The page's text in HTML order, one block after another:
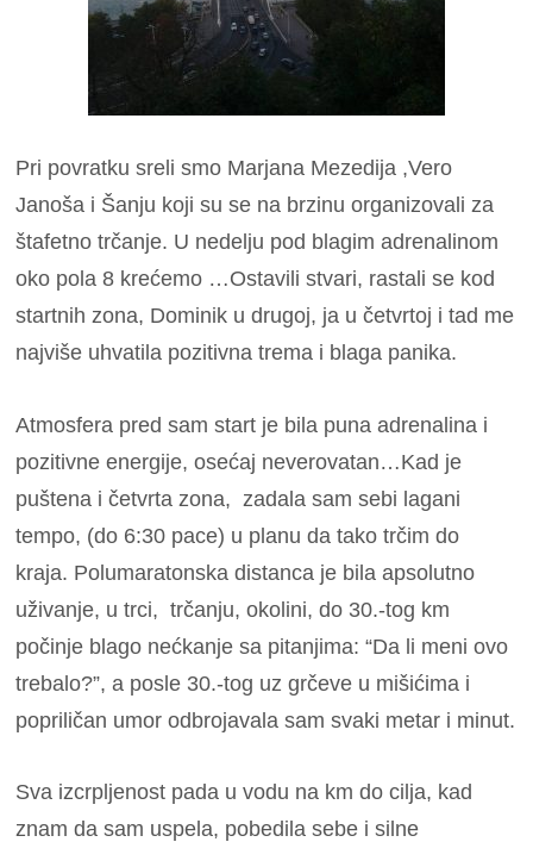
Pri povratku sreli smo Marjana Mezedija ,Vero
Janoša i Šanju koji su se na brzinu organizovali za
štafetno trčanje. U nedelju pod blagim adrenalinom
oko pola 8 krećemo …Ostavili stvari, rastali se kod
startnih zona, Dominik u drugoj, ja u četvrtoj i tad me
najviše uhvatila pozitivna trema i blaga panika.
Atmosfera pred sam start je bila puna adrenalina i
pozitivne energije, osećaj neverovatan…Kad je
puštena i četvrta zona, zadala sam sebi lagani
tempo, (do 6:30 pace) u planu da tako trčim do
kraja. Polumaratonska distanca je bila apsolutno
uživanje, u trci, trčanju, okolini, do 30.-tog km
počinje blago nećkanje sa pitanjima: “Da li meni ovo
trebalo?”, a posle 30.-tog uz grčeve u mišićima i
popriličan umor odbrojavala sam svaki metar i minut.
Sva izcrpljenost pada u vodu na km do cilja, kad
znam da sam uspela, pobedila sebe i silne